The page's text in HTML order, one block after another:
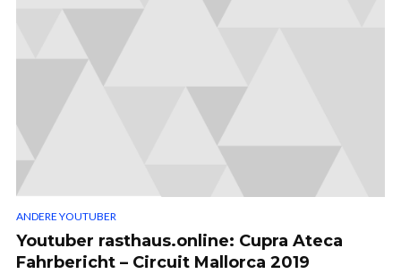
ANDERE YOUTUBER
Youtuber rasthaus.online: Cupra Ateca
Fahrbericht – Circuit Mallorca 2019